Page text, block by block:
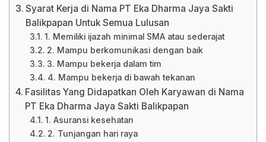
Syarat Kerja di Nama PT Eka Dharma Jaya Sakti
Balikpapan Untuk Semua Lulusan
1. Memiliki ijazah minimal SMA atau sederajat
2. Mampu berkomunikasi dengan baik
3. Mampu bekerja dalam tim
4. Mampu bekerja di bawah tekanan
Fasilitas Yang Didapatkan Oleh Karyawan di Nama
PT Eka Dharma Jaya Sakti Balikpapan
1. Asuransi kesehatan
2. Tunjangan hari raya